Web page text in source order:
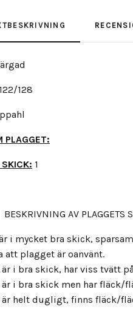
122/128
PLAGGET:
SKICK: 1
BESKRIVNING AV PLAGGETS
i mycket bra skick,
att plagget är oanvänt.
i bra skick, har viss tvätt
är i bra skick men har fläck/
är helt dugligt, finns fläck/